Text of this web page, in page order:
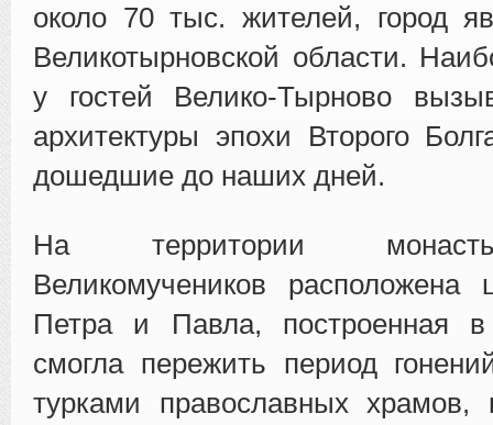
около 70 тыс. жителей, город
Великотырновской области.
у гостей Велико-Тырново
архитектуры эпохи Второго
дошедшие до наших дней.
На территории
Великомучеников расположена
Петра и Павла, построенная
смогла пережить период
турками православных храмов,